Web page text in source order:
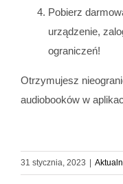
Pobierz
urządzenie,
ograniczeń!
Otrzymujesz
audiobooków w
31 stycznia, 2023